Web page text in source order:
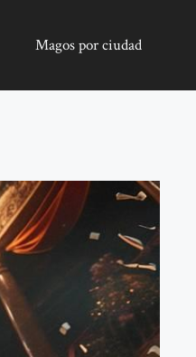
Magos por ciudad